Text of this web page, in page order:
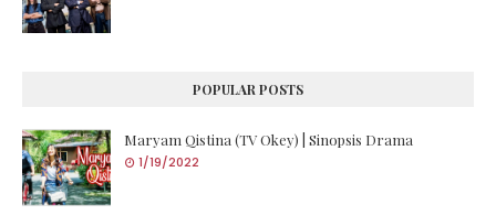
POPULAR POSTS
Maryam Qistina (TV Okey) | Sinopsis Drama
1/19/2022